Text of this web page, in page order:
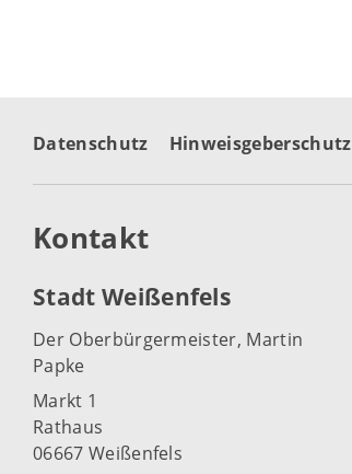
Datenschutz Hinweisgeberschutz
Kontakt
Stadt Weißenfels
Der Oberbürgermeister, Martin
Papke
Markt 1
Rathaus
06667 Weißenfels